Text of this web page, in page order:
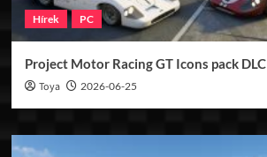
Hírek PC
Project Motor Racing GT Icons pack DLC
Toya 2026-06-25